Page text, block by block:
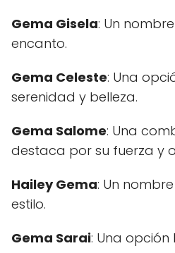
Gema Gisela: Un
encanto.
Gema Celeste: Una
serenidad y belleza.
Gema Salome: Una
destaca por su fuerza y
Hailey Gema: Un
estilo.
Gema Sarai: Una